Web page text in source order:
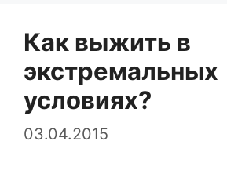
Как выжить в
экстремальных
условиях?
03.04.2015